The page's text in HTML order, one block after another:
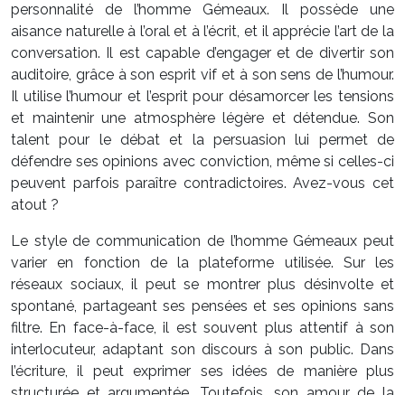
personnalité de l’homme Gémeaux. Il possède une
aisance naturelle à l’oral et à l’écrit, et il apprécie l’art de la
conversation. Il est capable d’engager et de divertir son
auditoire, grâce à son esprit vif et à son sens de l’humour.
Il utilise l’humour et l’esprit pour désamorcer les tensions
et maintenir une atmosphère légère et détendue. Son
talent pour le débat et la persuasion lui permet de
défendre ses opinions avec conviction, même si celles-ci
peuvent parfois paraître contradictoires. Avez-vous cet
atout ?
Le style de communication de l’homme Gémeaux peut
varier en fonction de la plateforme utilisée. Sur les
réseaux sociaux, il peut se montrer plus désinvolte et
spontané, partageant ses pensées et ses opinions sans
filtre. En face-à-face, il est souvent plus attentif à son
interlocuteur, adaptant son discours à son public. Dans
l’écriture, il peut exprimer ses idées de manière plus